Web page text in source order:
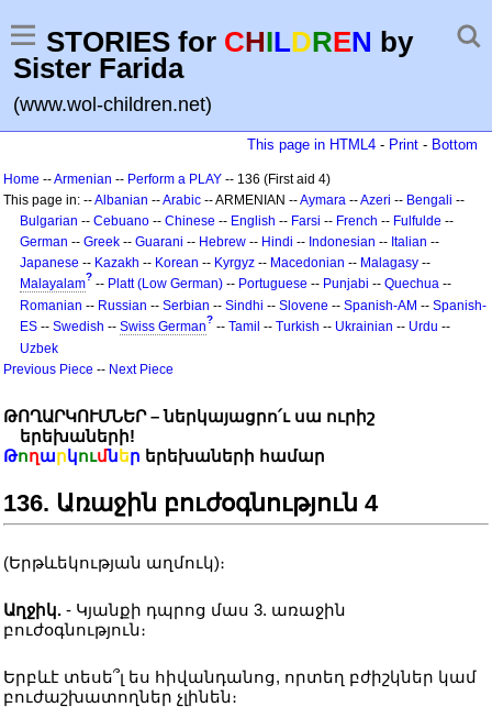
STORIES for CHILDREN by
Sister Farida
(www.wol-children.net)
This page in HTML4 - Print - Bottom
Home --Armenian -- Perform a PLAY -- 136 (First aid 4)
This page in: --Albanian --Arabic -- ARMENIAN --Aymara --Azeri -- Bengali --
Bulgarian -- Cebuano -- Chinese -- English -- Farsi -- French -- Fulfulde --
German -- Greek -- Guarani -- Hebrew -- Hindi -- Indonesian -- Italian --
Japanese -- Kazakh -- Korean -- Kyrgyz -- Macedonian -- Malagasy --
Malayalam? -- Platt (Low German) -- Portuguese -- Punjabi -- Quechua --
Romanian -- Russian -- Serbian -- Sindhi -- Slovene -- Spanish-AM -- Spanish-
ES -- Swedish -- Swiss German? -- Tamil -- Turkish -- Ukrainian -- Urdu --
Uzbek
Previous Piece -- Next Piece
ԹՈՂԱՐԿՈՒՄՆԵՐ – ներկայացրո՛ւ սա ուրիշ
երեխաների!
Թողարկումներ երեխաների համար
136. Առաջին բուժօգնություն 4
(Երթևեկության աղմուկ)։
Աղջիկ. - Կյանքի դպրոց մաս 3. առաջին
բուժօգնություն։
Երբևէ տեսե՞լ ես հիվանդանոց, որտեղ բժիշկներ կամ
բուժաշխատողներ չլինեն։